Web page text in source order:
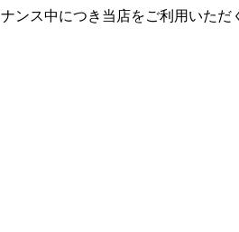
ンス中につき当店をご利用いた